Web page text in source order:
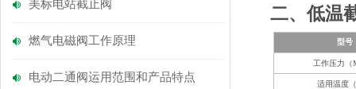
美标电站截止阀
燃气电磁阀工作原理
电动二通阀运用范围和产品特点
二、低温
型号
工作压力
适用温度 （